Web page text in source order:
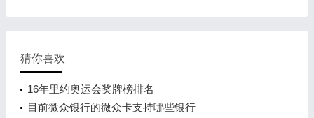
猜你喜欢
16年里约奥运会奖牌榜排名
目前微众银行的微众卡支持哪些银行